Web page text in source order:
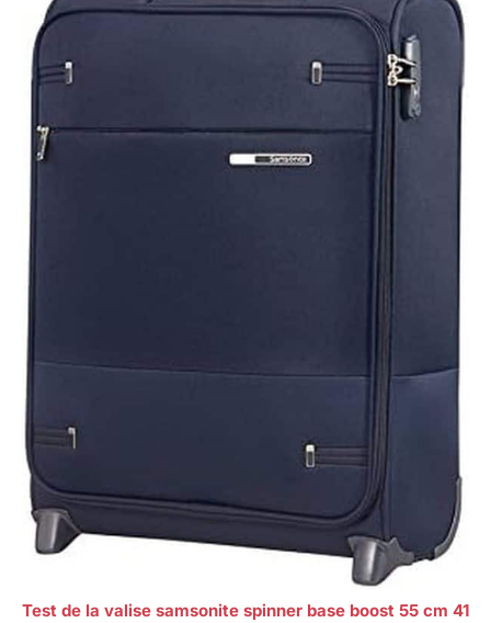
Test de la valise samsonite spinner base boost 55 cm 41